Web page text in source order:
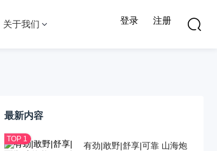
关于我们 登录 注册
最新内容
有劲|敢野|舒享|可靠 山海炮